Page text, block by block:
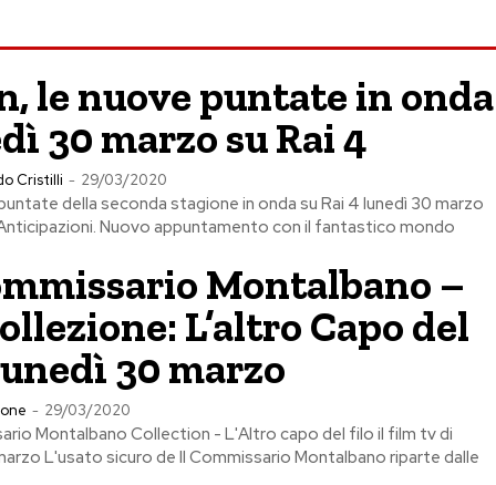
le nuove puntate in onda
30 marzo su Rai 4
Cristilli - 29/03/2020
della seconda stagione in onda su Rai 4 lunedì 30 marzo
Nuovo appuntamento con il fantastico mondo
Montalbano –
L’altro Capo del
30 marzo
- 29/03/2020
Montalbano Collection - L'Altro capo del filo il film tv di
L'usato sicuro de Il Commissario Montalbano riparte dalle